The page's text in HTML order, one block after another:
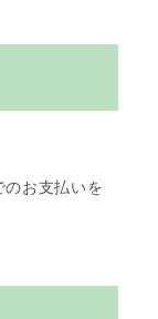
お支払いを